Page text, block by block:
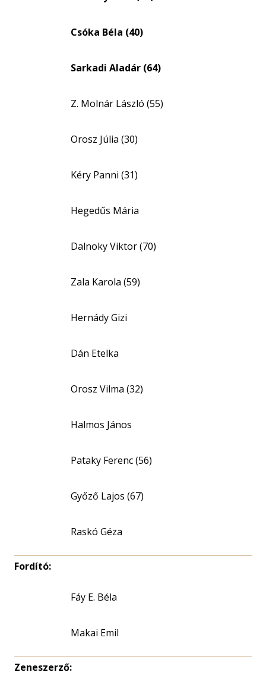
Csóka Béla (40)
Sarkadi Aladár (64)
Z. Molnár László (55)
Orosz Júlia (30)
Kéry Panni (31)
Hegedűs Mária
Dalnoky Viktor (70)
Zala Karola (59)
Hernády Gizi
Dán Etelka
Orosz Vilma (32)
Halmos János
Pataky Ferenc (56)
Győző Lajos (67)
Raskó Géza
Fordító:
Fáy E. Béla
Makai Emil
Zeneszerző: